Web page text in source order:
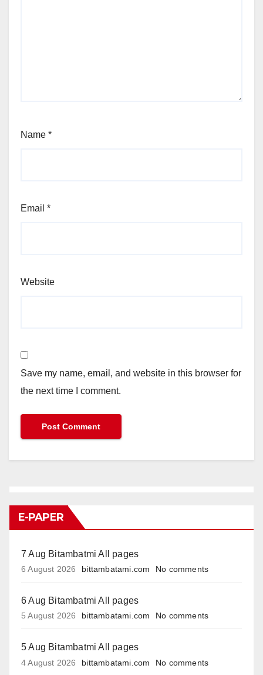
Name *
Email *
Website
Save my name, email, and website in this browser for
the next time I comment.
E-PAPER
7 Aug Bitambatmi All pages
6 August 2026 bittambatami.com No comments
6 Aug Bitambatmi All pages
5 August 2026 bittambatami.com No comments
5 Aug Bitambatmi All pages
4 August 2026 bittambatami.com No comments